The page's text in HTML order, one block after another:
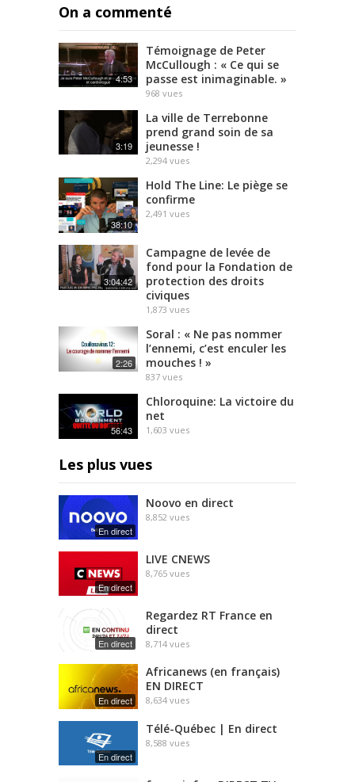
On a commenté
4:53
Témoignage de Peter
McCullough : « Ce qui se
passe est inimaginable. »
968 vues
3:19
La ville de Terrebonne
prend grand soin de sa
jeunesse !
2,294 vues
38:10
Hold The Line: Le piège se
confirme
2,491 vues
3:04:42
Campagne de levée de
fond pour la Fondation de
protection des droits
civiques
1,873 vues
2:26
Soral : « Ne pas nommer
l’ennemi, c’est enculer les
mouches ! »
837 vues
56:43
Chloroquine: La victoire du
net
1,603 vues
Les plus vues
En direct
Noovo en direct
8,852 vues
En direct
LIVE CNEWS
8,765 vues
En direct
Regardez RT France en
direct
8,714 vues
En direct
Africanews (en français)
EN DIRECT
8,634 vues
En direct
Télé-Québec | En direct
8,588 vues